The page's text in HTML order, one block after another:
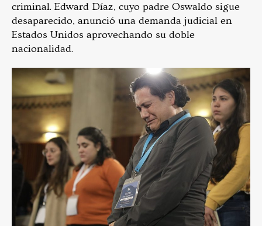
criminal. Edward Díaz, cuyo padre Oswaldo sigue
desaparecido, anunció una demanda judicial en
Estados Unidos aprovechando su doble
nacionalidad.